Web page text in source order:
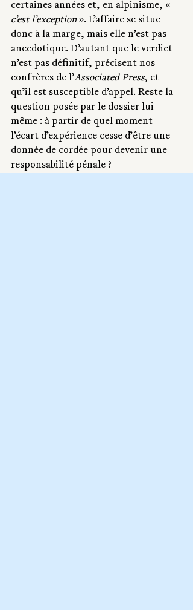
certaines années et, en alpinisme, «
c’est l’exception ». L’affaire se situe
donc à la marge, mais elle n’est pas
anecdotique. D’autant que le verdict
n’est pas définitif, précisent nos
confrères de l’Associated Press, et
qu’il est susceptible d’appel. Reste la
question posée par le dossier lui-
même : à partir de quel moment
l’écart d’expérience cesse d’être une
donnée de cordée pour devenir une
responsabilité pénale ?